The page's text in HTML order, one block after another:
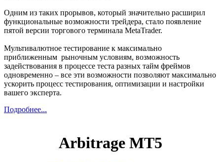
Одним из таких прорывов, который значительно расширил
функциональные возможности трейдера, стало появление
пятой версии торгового терминала MetaTrader.
Мультивалютное тестирование к максимально
приближенным рыночным условиям, возможность
задействования в процессе теста разных тайм фреймов
одновременно – все эти возможности позволяют максимально
ускорить процесс тестирования, оптимизации и настройки
вашего эксперта.
Подробнее...
Arbitrage МТ5